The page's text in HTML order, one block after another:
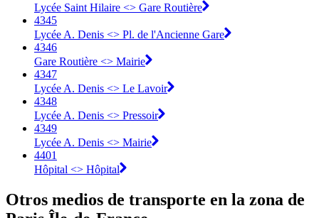
Lycée Saint Hilaire <> Gare Routière
4345
Lycée A. Denis <> Pl. de l'Ancienne Gare
4346
Gare Routière <> Mairie
4347
Lycée A. Denis <> Le Lavoir
4348
Lycée A. Denis <> Pressoir
4349
Lycée A. Denis <> Mairie
4401
Hôpital <> Hôpital
Otros medios de transporte en la zona de